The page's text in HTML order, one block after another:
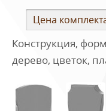
Цена
Конструкция,
дерево, цветок,